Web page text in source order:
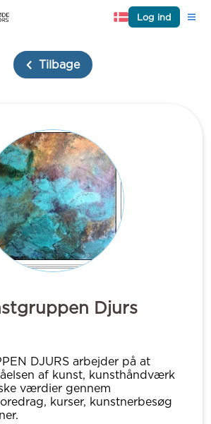
Log ind
Tilbage
Djurs
DJURS arbejder på at
af kunst, kunsthåndværk
værdier gennem
kurser, kunstnerbesøg